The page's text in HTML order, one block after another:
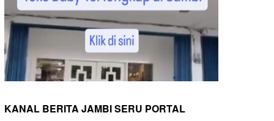
KANAL BERITA JAMBI SERU PORTAL